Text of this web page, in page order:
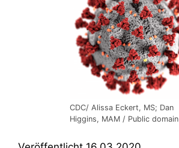
CDC/ Alissa Eckert, MS; Dan
Higgins, MAM / Public domain